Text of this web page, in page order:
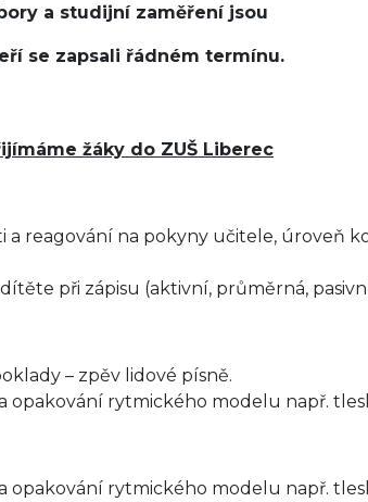
a studijní zaměření jsou
se zapsali řádném termínu.
žáky do ZUŠ Liberec
a reagování na pokyny učitele, úroveň
při zápisu (aktivní, průměrná,
– zpěv lidové písně.
opakování rytmického modelu např.
opakování rytmického modelu např.